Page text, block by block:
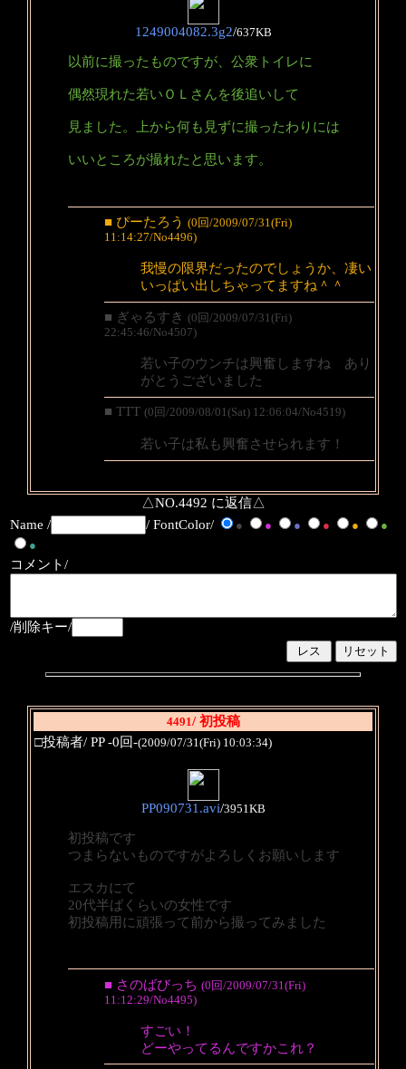
1249004082.3g2/637KB
以前に撮ったものですが、公衆トイレに
偶然現れた若いＯＬさんを後追いして
見ました。上から何も見ずに撮ったわりには
いいところが撮れたと思います。
■ ぴーたろう (0回/2009/07/31(Fri)
11:14:27/No4496)
我慢の限界だったのでしょうか、凄い
いっぱい出しちゃってますね＾＾
■ ぎゃるすき (0回/2009/07/31(Fri)
22:45:46/No4507)
若い子のウンチは興奮しますね あり
がとうございました
■ TTT (0回/2009/08/01(Sat) 12:06:04/No4519)
若い子は私も興奮させられます！
△NO.4492 に返信△
Name /
/ FontColor/ ● ● ● ● ●
●
●
コメント/
/削除キー/
4491/ 初投稿
□投稿者/ PP -0回-(2009/07/31(Fri) 10:03:34)
PP090731.avi/3951KB
初投稿です
つまらないものですがよろしくお願いします
エスカにて
20代半ばくらいの女性です
初投稿用に頑張って前から撮ってみました
■ さのばびっち (0回/2009/07/31(Fri)
11:12:29/No4495)
すごい！
どーやってるんですかこれ？